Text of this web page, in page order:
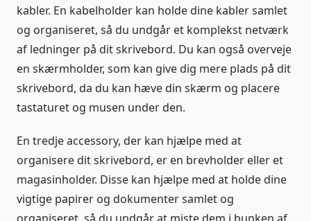
kabler. En kabelholder kan holde dine kabler samlet
og organiseret, så du undgår et komplekst netværk
af ledninger på dit skrivebord. Du kan også overveje
en skærmholder, som kan give dig mere plads på dit
skrivebord, da du kan hæve din skærm og placere
tastaturet og musen under den.
En tredje accessory, der kan hjælpe med at
organisere dit skrivebord, er en brevholder eller et
magasinholder. Disse kan hjælpe med at holde dine
vigtige papirer og dokumenter samlet og